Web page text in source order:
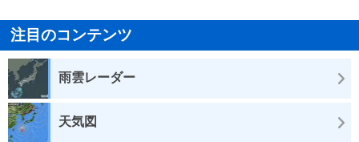
注目のコンテンツ
雨雲レーダー
天気図